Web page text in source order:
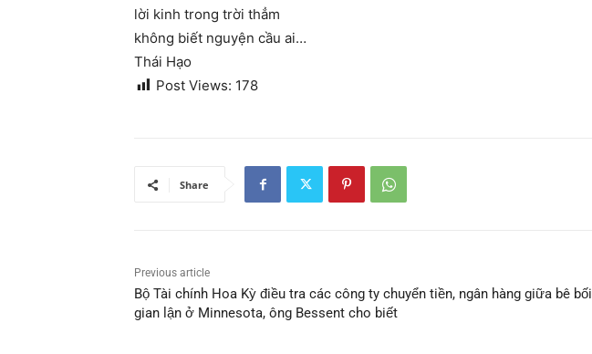
lời kinh trong trời thẳm
không biết nguyện cầu ai…
Thái Hạo
Post Views: 178
Share
Previous article
Bộ Tài chính Hoa Kỳ điều tra các công ty chuyển tiền, ngân hàng giữa bê bối
gian lận ở Minnesota, ông Bessent cho biết